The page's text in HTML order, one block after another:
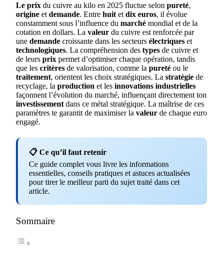
Le prix du cuivre au kilo en 2025 fluctue selon pureté,
origine et demande. Entre huit et dix euros, il évolue
constamment sous l’influence du marché mondial et de la
cotation en dollars. La valeur du cuivre est renforcée par
une demande croissante dans les secteurs électriques et
technologiques. La compréhension des types de cuivre et
de leurs prix permet d’optimiser chaque opération, tandis
que les critères de valorisation, comme la pureté ou le
traitement, orientent les choix stratégiques. La stratégie de
recyclage, la production et les innovations industrielles
façonnent l’évolution du marché, influençant directement ton
investissement dans ce métal stratégique. La maîtrise de ces
paramètres te garantit de maximiser la valeur de chaque euro
engagé.
📋 Ce qu’il faut retenir
Ce guide complet vous livre les informations
essentielles, conseils pratiques et astuces actualisées
pour tirer le meilleur parti du sujet traité dans cet
article.
Sommaire